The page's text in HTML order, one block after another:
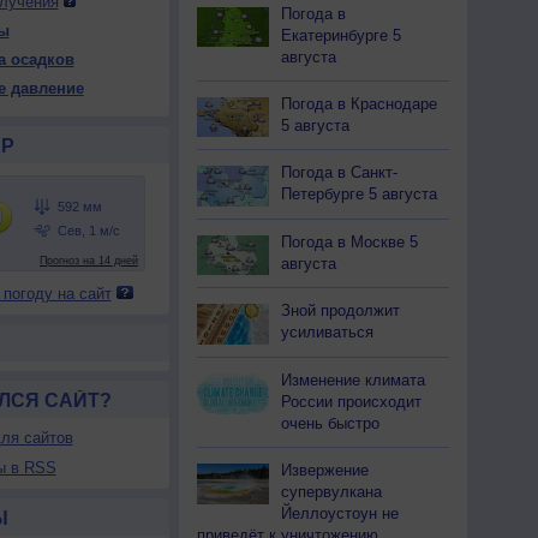
ср
593
13 чт
Ночь
+15
84
+23
63
+21
71
С-З
3-6
+23
15 сб
+14
92
С-З
+14
З
+23
+15
осадков
давление
на сайт
САЙТ?
сайтов
в RSS
Погода в
Екатеринбурге 5
августа
Погода в Краснодаре
5 августа
Погода в Санкт-
Петербурге 5 августа
Погода в Москве 5
августа
Зной продолжит
усиливаться
Изменение климата
России происходит
очень быстро
Извержение
супервулкана
Йеллоустоун не